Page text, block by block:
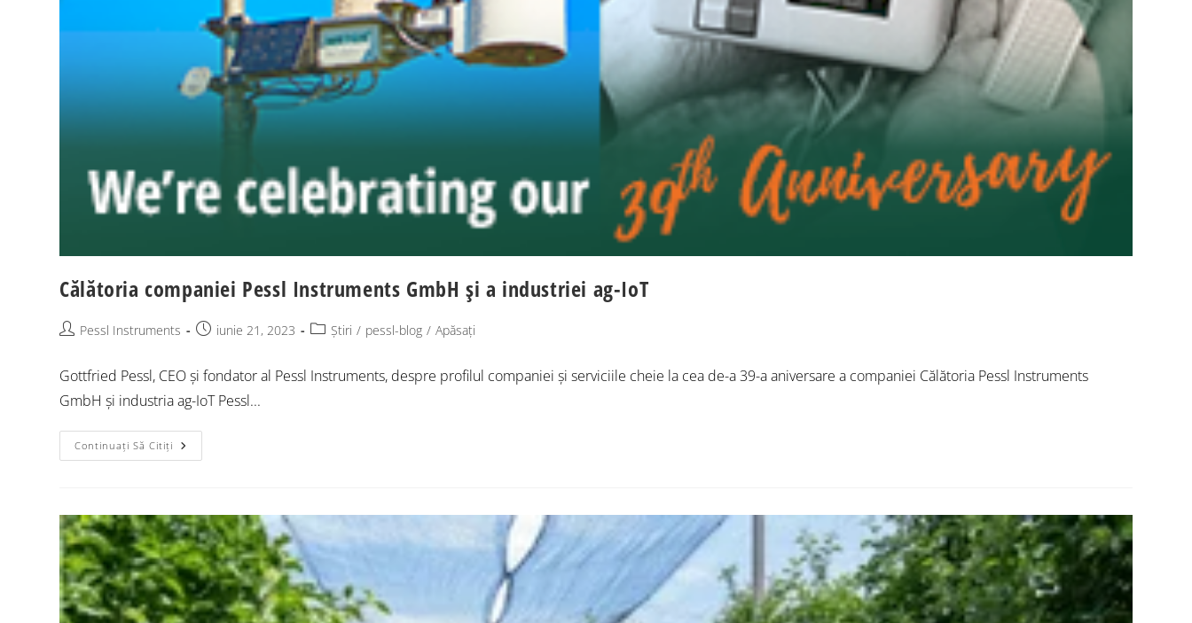
Călătoria companiei Pessl Instruments GmbH și a industriei ag-IoT
Pessl Instruments iunie 21, 2023 Știri / pessl-blog / Apăsați
Gottfried Pessl, CEO și fondator al Pessl Instruments, despre profilul companiei și serviciile cheie la cea de-a 39-a aniversare a companiei Călătoria Pessl Instruments
GmbH și industria ag-IoT Pessl...
Continuați Să Citiți